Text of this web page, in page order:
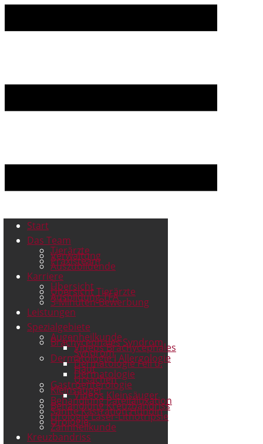
Start
Das Team
Tierärzte
Verwaltung
Praxisteam
Auszubildende
Karriere
Übersicht
Übersicht Tierärzte
Ausbildung TFA
3-Minuten-Bewerbung
Leistungen
Spezialgebiete
Augenheilkunde
Brachycephales Syndrom
Videos Brachycephales
Syndrom
Dermatologie I Allergologie
Dermatologie Fell u.
Haut
Dermatologie
Ursachen
Gastroenterologie
Kleinsäuger
Videos Kleinsäuger
Behandlung Patellaluxation
Behandlung Kreuzbandriss
Sanfte Kastration Hündin
Urologie Laser-Lithotripsie
Urologie
Zahnheilkunde
Kreuzbandriss